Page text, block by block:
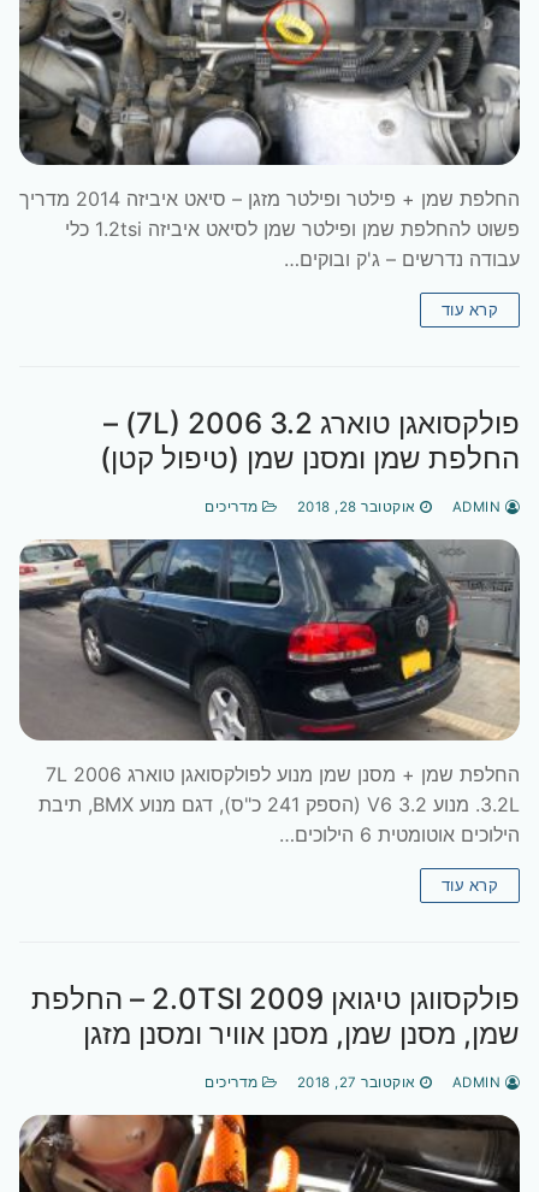
החלפת שמן + פילטר ופילטר מזגן – סיאט איביזה 2014 מדריך
פשוט להחלפת שמן ופילטר שמן לסיאט איביזה 1.2tsi כלי
עבודה נדרשים – ג'ק ובוקים…
קרא עוד
פולקסואגן טוארג 7L) 2006 3.2‎) –
החלפת שמן ומסנן שמן (טיפול קטן)
אוקטובר 28, 2018 מדריכים
החלפת שמן + מסנן שמן מנוע לפולקסואגן טוארג 7L 2006
3.2L. מנוע 3.2 V6 (הספק 241 כ"ס), דגם מנוע BMX, תיבת
הילוכים אוטומטית 6 הילוכים…
קרא עוד
פולקסווגן טיגואן 2009 2.0TSI – החלפת
שמן, מסנן שמן, מסנן אוויר ומסנן מזגן
אוקטובר 27, 2018 מדריכים